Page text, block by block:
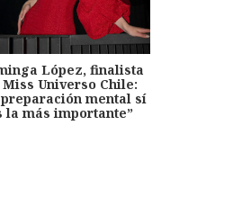
López, finalista
Miss Universo Chile:
preparación mental sí
la más importante”